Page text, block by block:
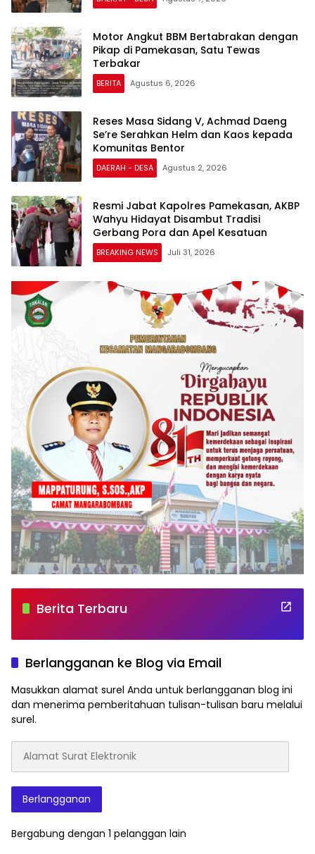
Motor Angkut BBM Bertabrakan dengan
Pikap di Pamekasan, Satu Tewas
Terbakar
BERITA Agustus 6, 2026
Reses Masa Sidang V, Achmad Daeng
Se’re Serahkan Helm dan Kaos kepada
Komunitas Bentor
DAERAH - DESA Agustus 2, 2026
Resmi Jabat Kapolres Pamekasan, AKBP
Wahyu Hidayat Disambut Tradisi
BREAKING NEWS Juli 31, 2026
Berita Terbaru
Berlangganan ke Blog via Email
Masukkan alamat surel Anda untuk berlangganan blog ini
dan menerima pemberitahuan tulisan-tulisan baru melalui
surel.
Surat
Elektronik
Berlangganan
Bergabung dengan 1 pelanggan lain